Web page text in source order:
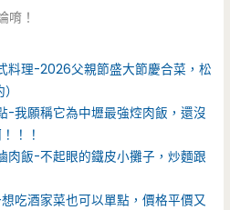
唷！
料理-2026父親節盛大節慶合菜，松
-我願稱它為中壢最強焢肉飯，還沒
！！
肉飯-不起眼的鐵皮小攤子，炒麵跟
吃酒家菜也可以單點，價格平價又